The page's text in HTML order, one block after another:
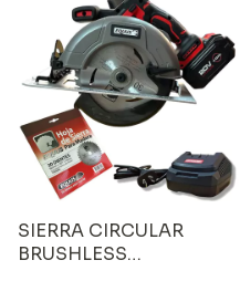
SIERRA CIRCULAR
BRUSHLESS